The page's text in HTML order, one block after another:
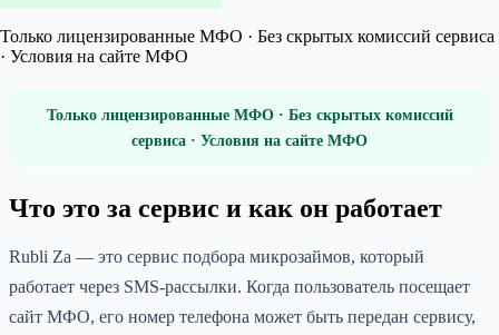
Только лицензированные МФО · Без скрытых комиссий сервиса
· Условия на сайте МФО
Только лицензированные МФО · Без скрытых комиссий
сервиса · Условия на сайте МФО
Что это за сервис и как он работает
Rubli Za — это сервис подбора микрозаймов, который
работает через SMS-рассылки. Когда пользователь посещает
сайт МФО, его номер телефона может быть передан сервису,